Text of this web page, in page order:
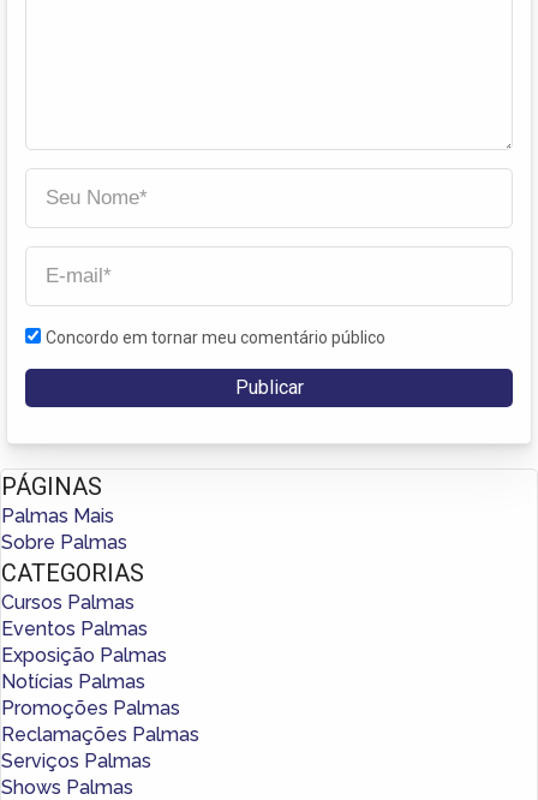
Concordo em tornar meu comentário público
PÁGINAS
Palmas Mais
Sobre Palmas
CATEGORIAS
Cursos Palmas
Eventos Palmas
Exposição Palmas
Notícias Palmas
Promoções Palmas
Reclamações Palmas
Serviços Palmas
Shows Palmas